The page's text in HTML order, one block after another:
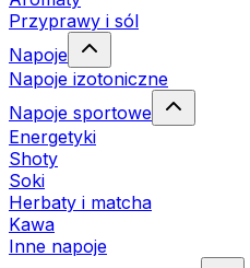
Przyprawy i sól
Napoje
Napoje izotoniczne
Napoje sportowe
Energetyki
Shoty
Soki
Herbaty i matcha
Kawa
Inne napoje